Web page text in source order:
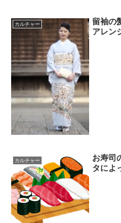
カルチャー
留袖の
アレン
カルチャー
お寿司
タによ